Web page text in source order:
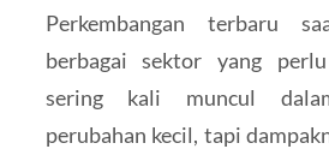
Perkembangan terbaru
berbagai sektor yang
sering kali muncul
perubahan kecil, tapi